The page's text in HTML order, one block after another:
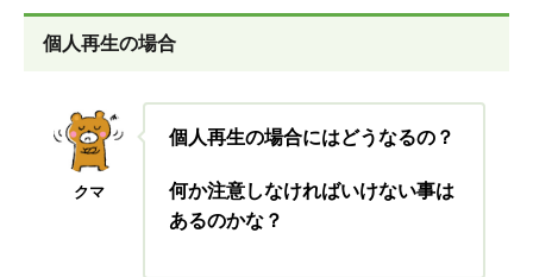
個人再生の場合
クマ
個人再生の場合にはどうなるの？
何か注意しなければいけない事は
あるのかな？